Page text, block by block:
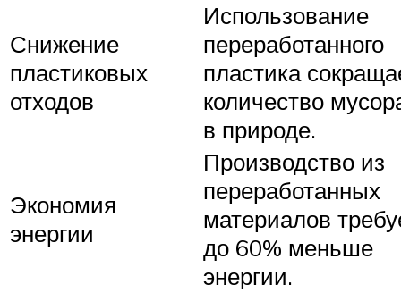
Снижение
пластиковых
отходов
Использование
переработанного
пластика
количество
в природе.
Экономия
энергии
Производство из
переработанных
материалов
до 60% меньше
энергии.